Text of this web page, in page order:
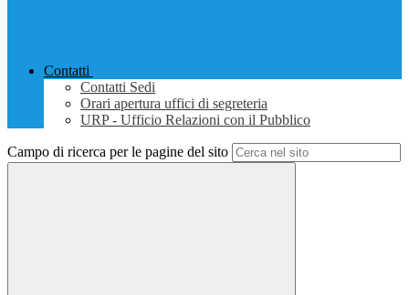
Contatti
Contatti Sedi
Orari apertura uffici di segreteria
URP - Ufficio Relazioni con il Pubblico
Campo di ricerca per le pagine del sito